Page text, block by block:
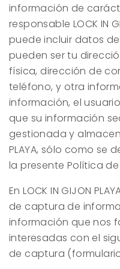
información de
responsable LOCK IN
puede incluir datos
pueden ser tu
física, dirección de
teléfono, y otra
información, el
que su información
gestionada y
PLAYA, sólo como se
la presente Política
EnLOCK IN GIJON
de captura de
información que nos
interesadas con el
de captura